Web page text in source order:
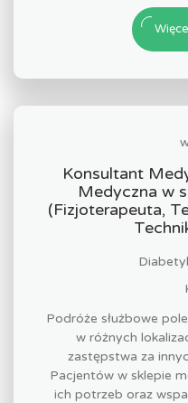
Konsultant
Medyczna w
(Fizjoterapeuta,
Podróże służbowe
w różnych
zastępstwa za
Pacjentów w sklepie
ich potrzeb oraz